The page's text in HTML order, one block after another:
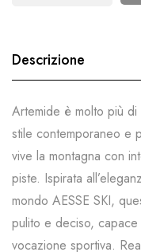
Descrizione
Artemide è molto più
stile contemporaneo e
vive la montagna con
piste. Ispirata
mondo AESSE SKI,
pulito e deciso,
vocazione sportiva.